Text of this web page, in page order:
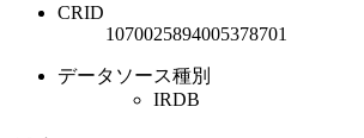
CRID
1070025894005378701
データソース種別
IRDB